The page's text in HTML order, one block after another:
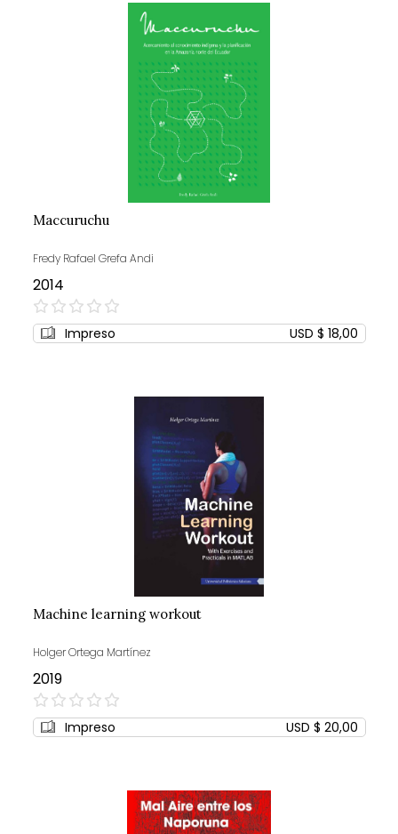
Maccuruchu
Fredy Rafael Grefa Andi
2014
0%
Impreso USD $ 18,00
Machine learning workout
Holger Ortega Martínez
2019
0%
Impreso USD $ 20,00